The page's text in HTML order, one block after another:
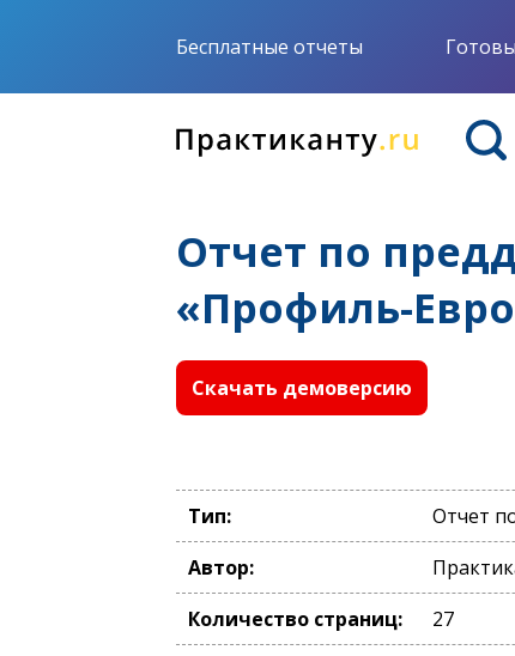
Бесплатные отчеты
Отчет по
«Профиль-
Скачать демоверсию
Тип:
Отчет
Автор:
Количество страниц:
27